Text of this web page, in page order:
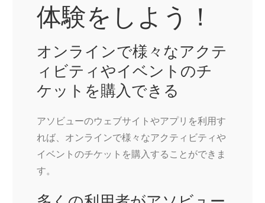
体験をしよう！
オンラインで様々なアクテ
ィビティやイベントのチ
ケットを購入できる
アソビューのウェブサイトやアプリを利用す
れば、オンラインで様々なアクティビティや
イベントのチケットを購入することができま
す。